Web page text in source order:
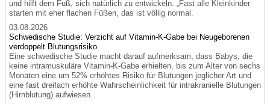
und hilft dem Fuß, sich natürlich zu entwickeln. „Fast alle Kleinkinder
starten mit eher flachen Füßen, das ist völlig normal.
03.08.2026
Schwedische Studie: Verzicht auf Vitamin-K-Gabe bei Neugeborenen
verdoppelt Blutungsrisiko
Eine schwedische Studie macht darauf aufmerksam, dass Babys, die
keine intramuskuläre Vitamin-K-Gabe erhielten, bis zum Alter von sechs
Monaten eine um 52% erhöhtes Risiko für Blutungen jeglicher Art und
eine fast dreifach erhöhte Wahrscheinlichkeit für intrakranielle Blutungen
(Hirnblutung) aufwiesen.